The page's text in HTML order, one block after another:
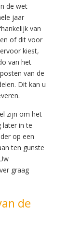
de wet
jaar
van
of dit voor
kiest,
van het
van de
Dit kan u
zijn om het
later in te
op een
ten gunste
graag
de